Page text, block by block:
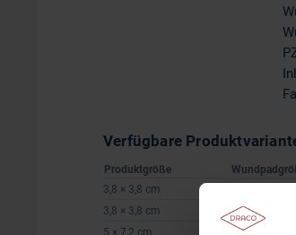
Verfügbare
Produktgröße
3,8 × 3,8 cm
3,8 × 3,8 cm
1,9 × 1,9 cm
5 × 7,2 cm
2,6 × 3,8 cm